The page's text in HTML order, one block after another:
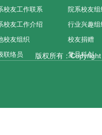
校友工作联系
校友工作介绍
校友组织
联络员
院系校友组
行业兴趣组
校友捐赠
复旦科创
版权所有：